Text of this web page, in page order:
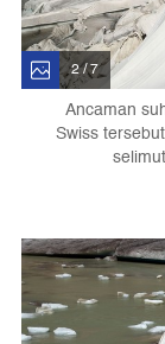
2 / 7
Ancaman
Swiss